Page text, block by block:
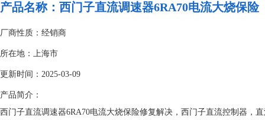
产品名称： 西门子直流调速器6RA70电流大烧保险
厂商性质：经销商
所在地：上海市
更新时间：2025-03-09
产品简介：
西门子直流调速器6RA70电流大烧保险修复解决，西门子直流控制器，